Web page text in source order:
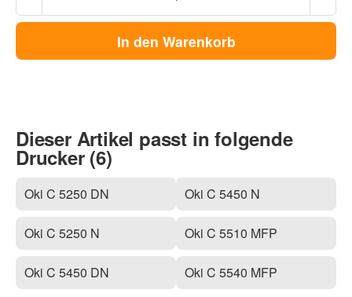
In den Warenkorb
Dieser Artikel passt in folgende
Drucker (6)
Oki C 5250 DN
Oki C 5250 N
Oki C 5450 DN
Oki C 5450 N
Oki C 5510 MFP
Oki C 5540 MFP